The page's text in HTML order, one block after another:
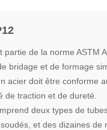
partie de la norme ASTM
bridage et de formage
acier doit être conforme
de traction et de dureté.
deux types de
et des dizaines de